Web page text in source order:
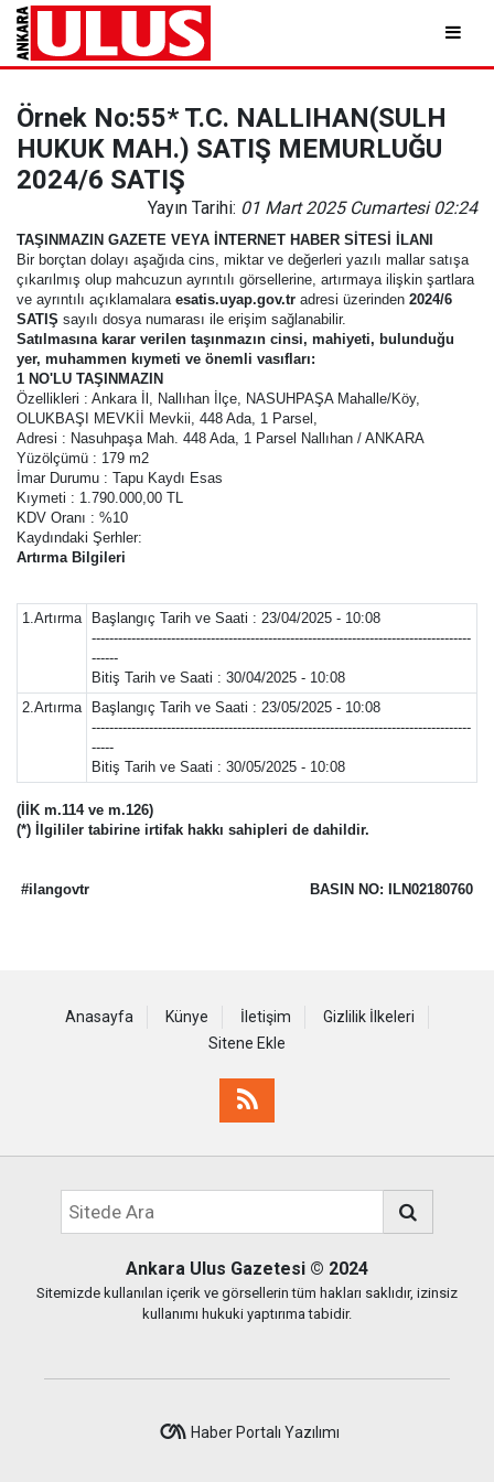
Örnek No:55* T.C. NALLIHAN(SULH
HUKUK MAH.) SATIŞ MEMURLUĞU
2024/6 SATIŞ
Yayın Tarihi: 01 Mart 2025 Cumartesi 02:24
TAŞINMAZIN GAZETE VEYA İNTERNET HABER SİTESİ İLANI
Bir borçtan dolayı aşağıda cins, miktar ve değerleri yazılı mallar satışa
çıkarılmış olup mahcuzun ayrıntılı görsellerine, artırmaya ilişkin şartlara
ve ayrıntılı açıklamalara esatis.uyap.gov.tr adresi üzerinden 2024/6
SATIŞ sayılı dosya numarası ile erişim sağlanabilir.
Satılmasına karar verilen taşınmazın cinsi, mahiyeti, bulunduğu
yer, muhammen kıymeti ve önemli vasıfları:
1 NO'LU TAŞINMAZIN
Özellikleri : Ankara İl, Nallıhan İlçe, NASUHPAŞA Mahalle/Köy,
OLUKBAŞI MEVKİİ Mevkii, 448 Ada, 1 Parsel,
Adresi : Nasuhpaşa Mah. 448 Ada, 1 Parsel Nallıhan / ANKARA
Yüzölçümü : 179 m2
İmar Durumu : Tapu Kaydı Esas
Kıymeti : 1.790.000,00 TL
KDV Oranı : %10
Kaydındaki Şerhler:
Artırma Bilgileri
1.Artırma
Başlangıç Tarih ve Saati : 23/04/2025 - 10:08
--------------------------------------------------------------------------------------
------
Bitiş Tarih ve Saati : 30/04/2025 - 10:08
2.Artırma
Başlangıç Tarih ve Saati : 23/05/2025 - 10:08
--------------------------------------------------------------------------------------
-----
Bitiş Tarih ve Saati : 30/05/2025 - 10:08
(İİK m.114 ve m.126)
(*) İlgililer tabirine irtifak hakkı sahipleri de dahildir.
#ilangovtr BASIN NO: ILN02180760
Anasayfa Künye İletişim
Gizlilik İlkeleri
Sitene Ekle
Ankara Ulus Gazetesi © 2024
Sitemizde kullanılan içerik ve görsellerin tüm hakları saklıdır, izinsiz
kullanımı hukuki yaptırıma tabidir.
Haber Portalı Yazılımı